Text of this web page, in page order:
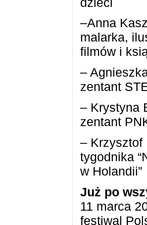
–Anna
malarka,
fil­mów i
–
zen­tant
– Kry­styna
zen­tant
–
tygo­dnika
w Holandii”
Już po
11 marca
festi­wal